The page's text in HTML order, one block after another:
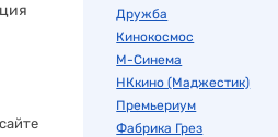
Дружба
Кинокосмос
М-Синема
НКкино (Маджестик)
Премьериум
Фабрика Грез